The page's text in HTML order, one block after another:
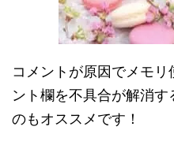
コメントが原因でメモ
ント欄を不具合が解消
のもオススメです！